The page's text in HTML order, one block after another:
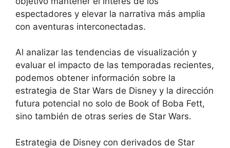
espectadores y elevar la narrativa más amplia
con aventuras interconectadas.
Al analizar las tendencias de visualización y
evaluar el impacto de las temporadas recientes,
podemos obtener información sobre la
estrategia de Star Wars de Disney y la dirección
futura potencial no solo de Book of Boba Fett,
sino también de otras series de Star Wars.
Estrategia de Disney con derivados de Star